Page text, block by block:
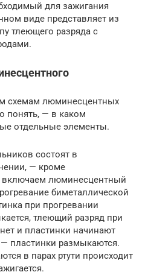
для зажигания
виде представляет из
тлеющего разряда с
схемам люминесцентных
понять, — в каком
отдельные элементы.
состоят в
— кроме
включаем люминесцентный
биметаллической
при прогревании
тлеющий разряд при
и пластинки начинают
пластинки размыкаются.
в парах ртути происходит